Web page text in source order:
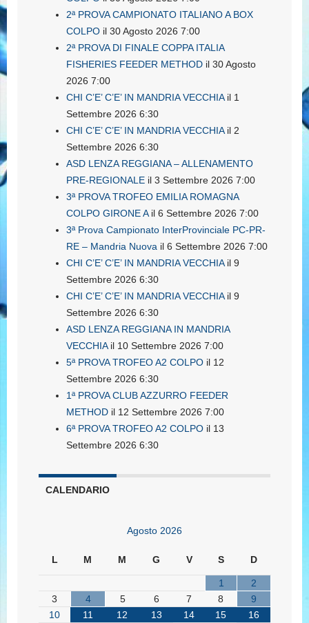
2ª PROVA CAMPIONATO ITALIANO A BOX
COLPO il 30 Agosto 2026 7:00
2ª PROVA DI FINALE COPPA ITALIA
FISHERIES FEEDER METHOD il 30 Agosto
2026 7:00
CHI C’E’ C’E’ IN MANDRIA VECCHIAil 1
Settembre 2026 6:30
CHI C’E’ C’E’ IN MANDRIA VECCHIAil 2
Settembre 2026 6:30
ASD LENZA REGGIANA – ALLENAMENTO
PRE-REGIONALE il 3 Settembre 2026 7:00
3ª PROVA TROFEO EMILIA ROMAGNA
COLPO GIRONE Ail 6 Settembre 2026 7:00
3ª Prova Campionato InterProvinciale PC-PR-
RE – Mandria Nuova il 6 Settembre 2026 7:00
CHI C’E’ C’E’ IN MANDRIA VECCHIAil 9
Settembre 2026 6:30
CHI C’E’ C’E’ IN MANDRIA VECCHIAil 9
Settembre 2026 6:30
ASD LENZA REGGIANA IN MANDRIA
VECCHIAil 10 Settembre 2026 7:00
5ª PROVA TROFEO A2 COLPO il 12
Settembre 2026 6:30
1ª PROVA CLUB AZZURRO FEEDER
METHOD il 12 Settembre 2026 7:00
6ª PROVA TROFEO A2 COLPO il 13
Settembre 2026 6:30
CALENDARIO
Agosto 2026
L M M G V S D
1
2
3
4 5 6 7 8
9
10
11 12 13 14 15
16